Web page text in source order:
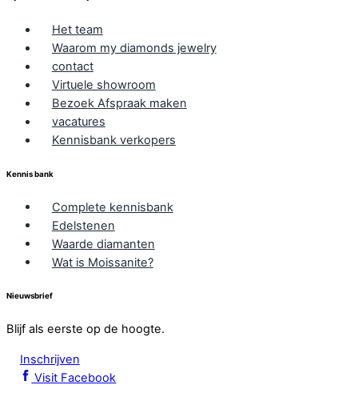
Het team
Waarom my diamonds jewelry
contact
Virtuele showroom
Bezoek Afspraak maken
vacatures
Kennisbank verkopers
Kennis bank
Complete kennisbank
Edelstenen
Waarde diamanten
Wat is Moissanite?
Nieuwsbrief
Blijf als eerste op de hoogte.
Inschrijven
Visit Facebook